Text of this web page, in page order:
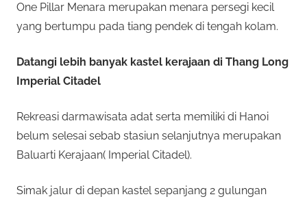
One Pillar Menara merupakan menara persegi kecil
yang bertumpu pada tiang pendek di tengah kolam.
Datangi lebih banyak kastel kerajaan di Thang Long
Imperial Citadel
Rekreasi darmawisata adat serta memiliki di Hanoi
belum selesai sebab stasiun selanjutnya merupakan
Baluarti Kerajaan( Imperial Citadel).
Simak jalur di depan kastel sepanjang 2 gulungan